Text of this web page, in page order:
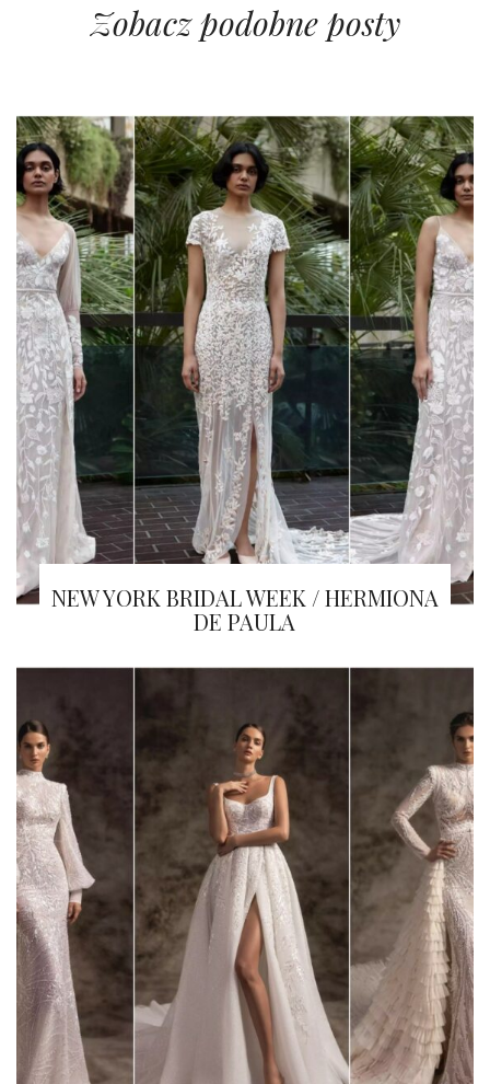
Zobacz podobne posty
NEW YORK BRIDAL WEEK / HERMIONA
DE PAULA